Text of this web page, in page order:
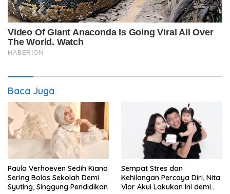
Baca Juga
Paula Verhoeven Sedih Kiano
Sering Bolos Sekolah Demi
Syuting, Singgung Pendidikan
Sempat Stres dan
Kehilangan Percaya Diri, Nita
Vior Akui Lakukan Ini demi